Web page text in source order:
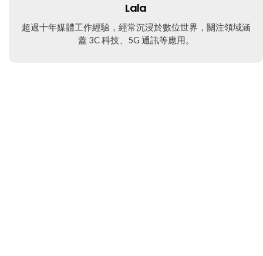
Lala
超過十年媒體工作經驗，經常沉浸於數位世界，關注領域涵
蓋 3C 科技、5G 通訊等應用。